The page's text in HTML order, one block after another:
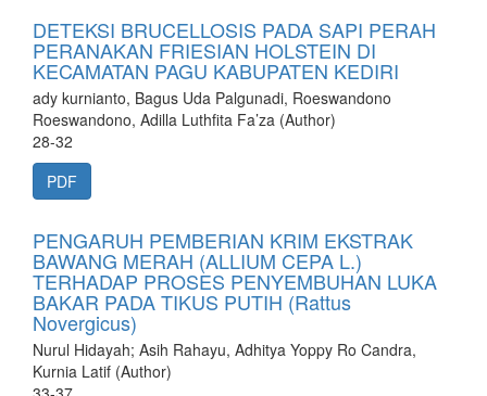
DETEKSI BRUCELLOSIS PADA SAPI PERAH
PERANAKAN FRIESIAN HOLSTEIN DI
KECAMATAN PAGU KABUPATEN KEDIRI
ady kurnianto, Bagus Uda Palgunadi, Roeswandono
Roeswandono, Adilla Luthfita Fa’za (Author)
28-32
PDF
PENGARUH PEMBERIAN KRIM EKSTRAK
BAWANG MERAH (ALLIUM CEPA L.)
TERHADAP PROSES PENYEMBUHAN LUKA
BAKAR PADA TIKUS PUTIH (Rattus
Novergicus)
Nurul Hidayah; Asih Rahayu, Adhitya Yoppy Ro Candra,
Kurnia Latif (Author)